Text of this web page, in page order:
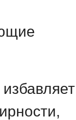
избавляет